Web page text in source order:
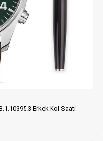
Erkek Kol Saati